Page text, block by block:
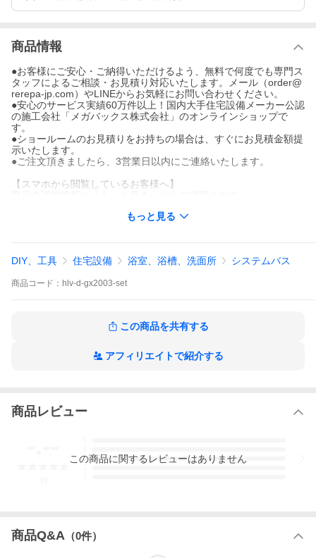
商品情報
●お客様にご安心・ご納得いただけるよう、無料で何度でも専門ス
タッフによるご相談・お見積り対応いたします。メール（order@
rerepa-jp.com）やLINEからお気軽にお問い合わせください。
●安心のサービス実績60万件以上！国内大手住宅設備メーカー公認
の施工会社「メガバックス株式会社」のオンラインショップで
す。
●ショールームのお見積りをお持ちの場合は、すぐにお見積金額提
示いたします。
●ご注文頂きましたら、3営業日以内にご連絡いたします。
【スマホから閲覧しているお客様へ】
もっと見る
DIY、工具 住宅設備 浴室、浴槽、洗面所 システムバス
商品 コード： hlv-d-gx2003-set
この商品を共有する
アフィリエイトで紹介する
商品レビュー
3
この商品に関するレビューはありません
商品Q&A （0件）